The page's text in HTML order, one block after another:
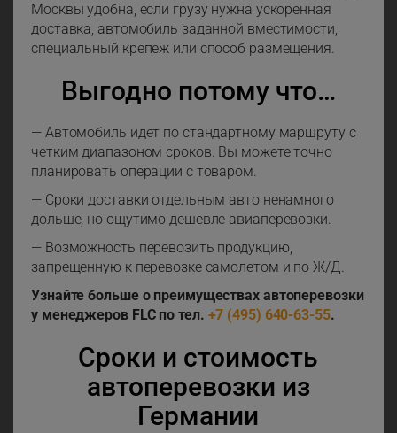
Москвы удобна, если грузу нужна ускоренная
доставка, автомобиль заданной вместимости,
специальный крепеж или способ размещения.
Выгодно потому что…
— Автомобиль идет по стандартному маршруту с
четким диапазоном сроков. Вы можете точно
планировать операции с товаром.
— Сроки доставки отдельным авто ненамного
дольше, но ощутимо дешевле авиаперевозки.
— Возможность перевозить продукцию,
запрещенную к перевозке самолетом и по Ж/Д.
Узнайте больше о преимуществах автоперевозки
у менеджеров FLC по тел. +7 (495) 640-63-55.
Сроки и стоимость
автоперевозки из
Германии